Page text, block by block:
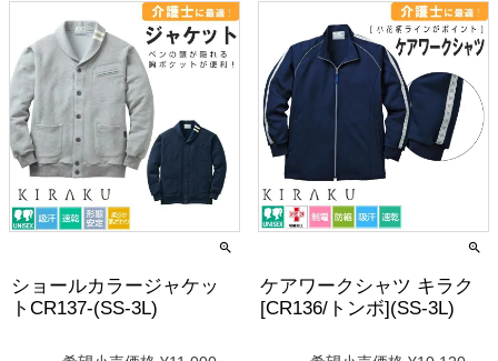
ショールカラージャケッ
トCR137-(SS-3L)
ケアワークシャツ キラク
[CR136/トンボ](SS-3L)